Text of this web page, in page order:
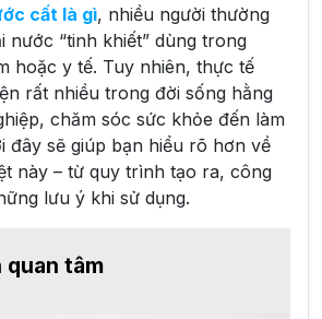
cất là gì, nhiều người thường
nước “tinh khiết” dùng trong
hoặc y tế. Tuy nhiên, thực tế
rất nhiều trong đời sống hằng
chăm sóc sức khỏe đến làm
đây sẽ giúp bạn hiểu rõ hơn về
này – từ quy trình tạo ra, công
lưu ý khi sử dụng.
quan tâm